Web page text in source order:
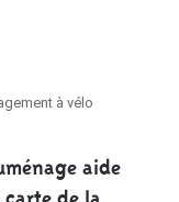
à vélo
aide
de la